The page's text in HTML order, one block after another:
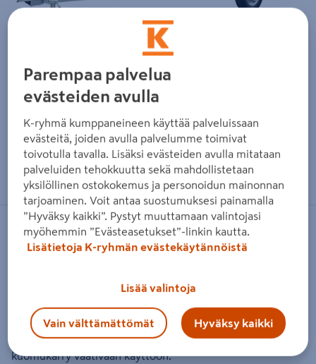
Zoomaa kuvaa sormilla kosketusnäytöllä
Peräkärry Tekno-Trailer 3300L-S
NO BRAND
Tekno-Trailer 3300L-S on erittäin kestävä kotimainen
kuomukärry vaativaan käyttöön.
Parempaa palvelua
evästeiden avulla
K-ryhmä kumppaneineen käyttää palveluissaan
evästeitä, joiden avulla palvelumme toimivat
toivotulla tavalla. Lisäksi evästeiden avulla mitataan
palveluiden tehokkuutta sekä mahdollistetaan
yksilöllinen ostokokemus ja personoidun mainonnan
tarjoaminen. Voit antaa suostumuksesi painamalla
”Hyväksy kaikki”. Pystyt muuttamaan valintojasi
myöhemmin ”Evästeasetukset”-linkin kautta.
Lisätietoja K-ryhmän evästekäytännöistä
Lisää valintoja
Vain välttämättömät Hyväksy kaikki